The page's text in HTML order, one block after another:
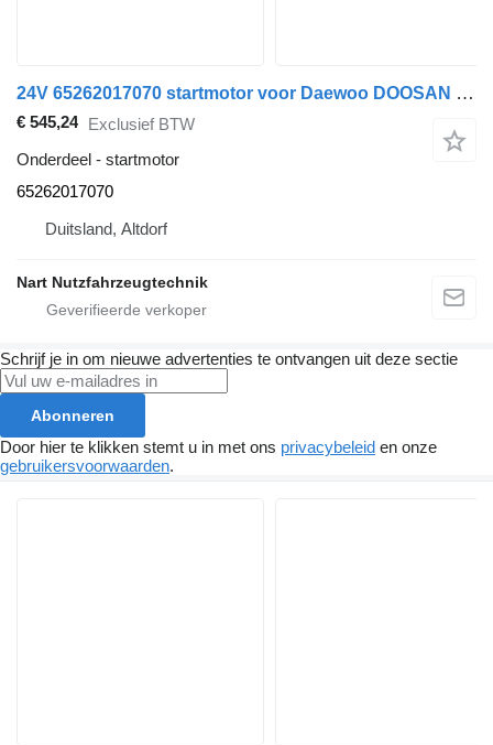
24V 65262017070 startmotor voor Daewoo DOOSAN bus
€ 545,24 Exclusief BTW
Onderdeel - startmotor
65262017070
Duitsland, Altdorf
Nart Nutzfahrzeugtechnik
Schrijf je in om nieuwe advertenties te ontvangen uit deze sectie
Abonneren
Door hier te klikken stemt u in met ons privacybeleid en onze
gebruikersvoorwaarden.